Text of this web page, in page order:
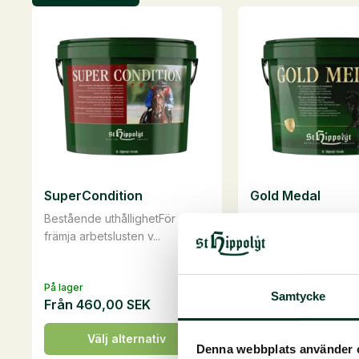
Samtycke
Denna webbplats använder
På lager
Bestående uthållighetFör att
främja arbetslusten v...
SuperCondition
Från 460,00 SEK
Välj alternativ
Den
här
Gold Medal
Från735,00
här